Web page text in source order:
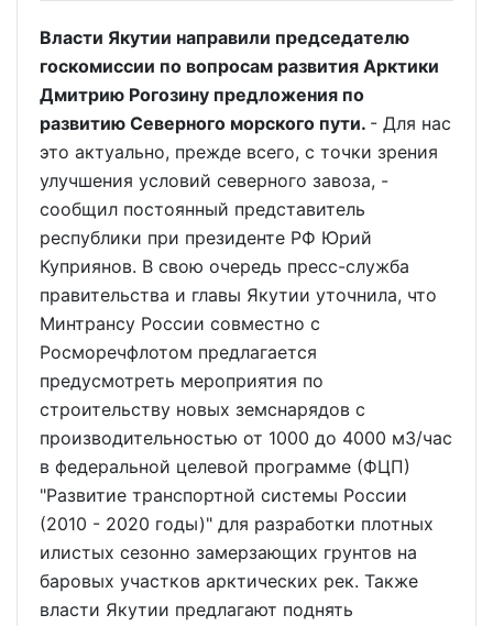
Власти Якутии направили председателю
госкомиссии по вопросам развития Арктики
Дмитрию Рогозину предложения по
развитию Северного морского пути. - Для нас
это актуально, прежде всего, с точки зрения
улучшения условий северного завоза, -
сообщил постоянный представитель
республики при президенте РФ Юрий
Куприянов. В свою очередь пресс-служба
правительства и главы Якутии уточнила, что
Минтрансу России совместно с
Росморечфлотом предлагается
предусмотреть мероприятия по
строительству новых земснарядов с
производительностью от 1000 до 4000 м3/час
в федеральной целевой программе (ФЦП)
"Развитие транспортной системы России
(2010 - 2020 годы)" для разработки плотных
илистых сезонно замерзающих грунтов на
баровых участков арктических рек. Также
власти Якутии предлагают поднять